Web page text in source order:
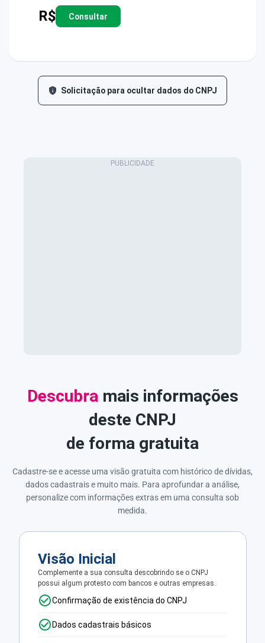
R$ Consultar
Solicitação para ocultar dados do CNPJ
Descubramais informações
deste CNPJ
de forma gratuita
Cadastre-se e acesse uma visão gratuita com histórico de dívidas,
dados cadastrais e muito mais. Para aprofundar a análise,
personalize com informações extras em uma consulta sob
medida.
Visão Inicial
Complemente a sua consulta descobrindo se o CNPJ
possui algum protesto com bancos e outras empresas.
Confirmação de existência do CNPJ
Dados cadastrais básicos